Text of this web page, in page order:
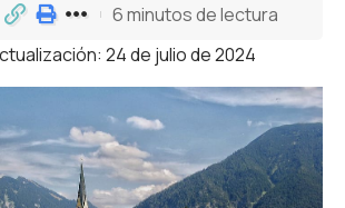
24 de julio de 2024
6 minutos de lectura